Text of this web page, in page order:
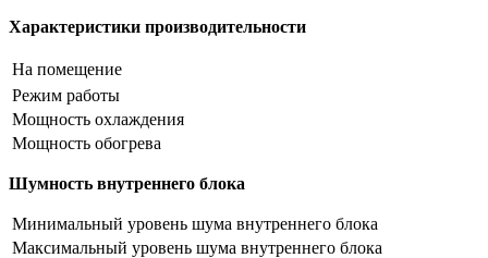
Характеристики производительности
На помещение
Режим работы
Мощность охлаждения
Мощность обогрева
Шумность внутреннего блока
Минимальный уровень шума внутреннего блока
Максимальный уровень шума внутреннего блока